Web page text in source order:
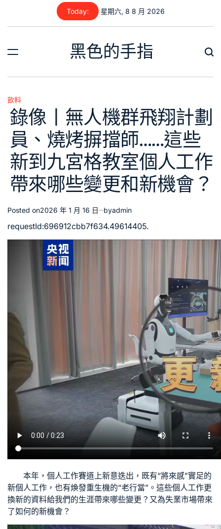
content
Today: 星期六, 8 8 月 2026
黑色的手指
Posted
in
飲料
錄像丨無人機群飛翔計劃
員、燒烤摒擋師……這些
新到九宮格教室個人工作
帶來哪些變更和新機會？
Posted on2026 年 1 月 16 日 byadmin
requestId:696912cbb7f634.49614405.
本年，個人工作賽道上新意迭出，既有“將來感”實足的
新個人工作，也有煥發重生機的“老行當”。這些個人工作更
換新的資料給我們的生涯帶來哪些變更？又為失業市場帶來
了如何的新機會？